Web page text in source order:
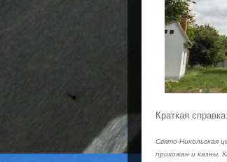
Краткая справка:
Свято-Никольская
прихожан и казны.